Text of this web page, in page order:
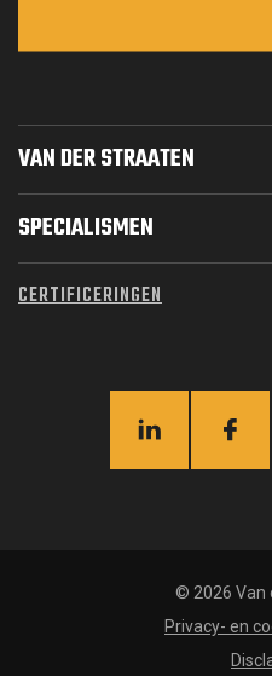
VAN DER STRAATEN
PROJECTEN
OVER ONS
SPECIALISMEN
GEOTECHNIEK
WATERBOUW
CERTIFICERINGEN
© 2026 Van
Privacy- en